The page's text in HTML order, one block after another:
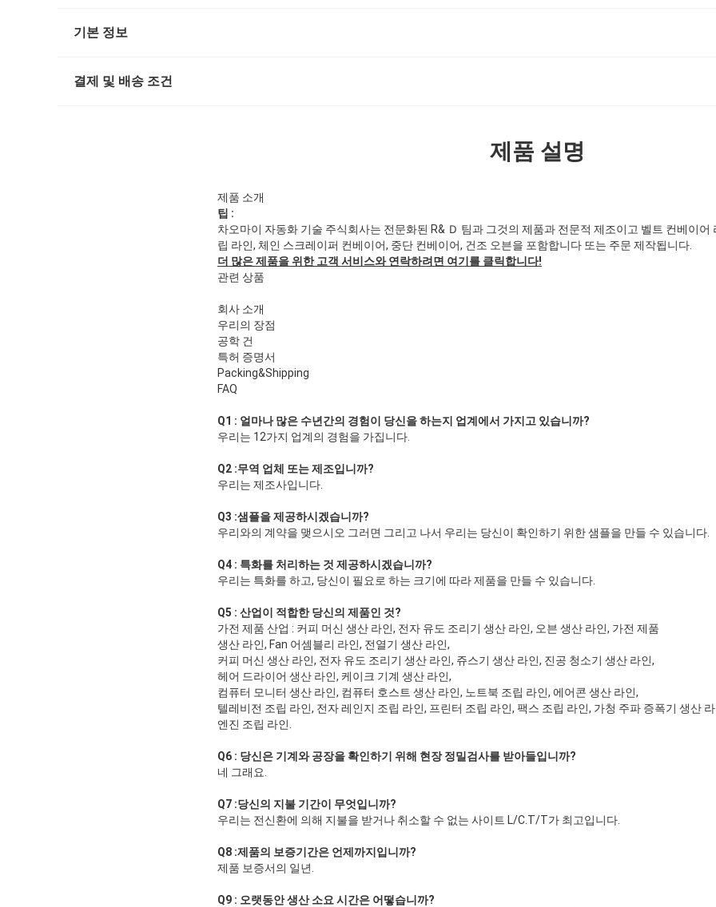
기본 정보
결제 및 배송 조건
제품 설명
제품 소개
팁 :
차오마이 자동화 기술 주식회사는 전문화된 R& Ｄ 팀과 그것의 제품과 전문적 제조이고 벨트 컨베이어
립 라인, 체인 스크레이퍼 컨베이어, 중단 컨베이어, 건조 오븐을 포함합니다 또는 주문 제작됩니다.
더 많은 제품을 위한 고객 서비스와 연락하려면 여기를 클릭합니다!
관련 상품
회사 소개
우리의 장점
공학 건
특허 증명서
Packing&Shipping
FAQ
Q1 : 얼마나 많은 수년간의 경험이 당신을 하는지 업계에서 가지고 있습니까?
우리는 12가지 업계의 경험을 가집니다.
Q2 :무역 업체 또는 제조입니까?
우리는 제조사입니다.
Q3 :샘플을 제공하시겠습니까?
우리와의 계약을 맺으시오 그러면 그리고 나서 우리는 당신이 확인하기 위한 샘플을 만들 수 있습니다.
Q4 : 특화를 처리하는 것 제공하시겠습니까?
우리는 특화를 하고, 당신이 필요로 하는 크기에 따라 제품을 만들 수 있습니다.
Q5 : 산업이 적합한 당신의 제품인 것?
가전 제품 산업 : 커피 머신 생산 라인, 전자 유도 조리기 생산 라인, 오븐 생산 라인, 가전 제품
생산 라인, Fan 어셈블리 라인, 전열기 생산 라인,
커피 머신 생산 라인, 전자 유도 조리기 생산 라인, 쥬스기 생산 라인, 진공 청소기 생산 라인,
헤어 드라이어 생산 라인, 케이크 기계 생산 라인,
컴퓨터 모니터 생산 라인, 컴퓨터 호스트 생산 라인, 노트북 조립 라인, 에어콘 생산 라인,
텔레비전 조립 라인, 전자 레인지 조립 라인, 프린터 조립 라인, 팩스 조립 라인, 가청 주파 증폭기 생산
엔진 조립 라인.
Q6 : 당신은 기계와 공장을 확인하기 위해 현장 정밀검사를 받아들입니까?
네 그래요.
Q7 :당신의 지불 기간이 무엇입니까?
우리는 전신환에 의해 지불을 받거나 취소할 수 없는 사이트 L/C.T/T가 최고입니다.
Q8 :제품의 보증기간은 언제까지입니까?
제품 보증서의 일년.
Q9 : 오랫동안 생산 소요 시간은 어떻습니까?